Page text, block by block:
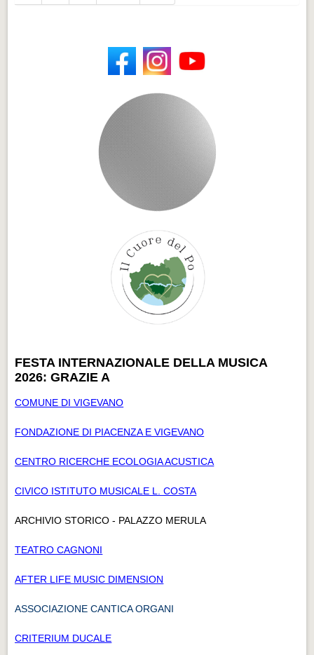
FESTA INTERNAZIONALE DELLA MUSICA
2026: GRAZIE A
COMUNE DI VIGEVANO
FONDAZIONE DI PIACENZA E VIGEVANO
CENTRO RICERCHE ECOLOGIA ACUSTICA
CIVICO ISTITUTO MUSICALE L. COSTA
ARCHIVIO STORICO - PALAZZO MERULA
TEATRO CAGNONI
AFTER LIFE MUSIC DIMENSION
ASSOCIAZIONE CANTICA ORGANI
CRITERIUM DUCALE